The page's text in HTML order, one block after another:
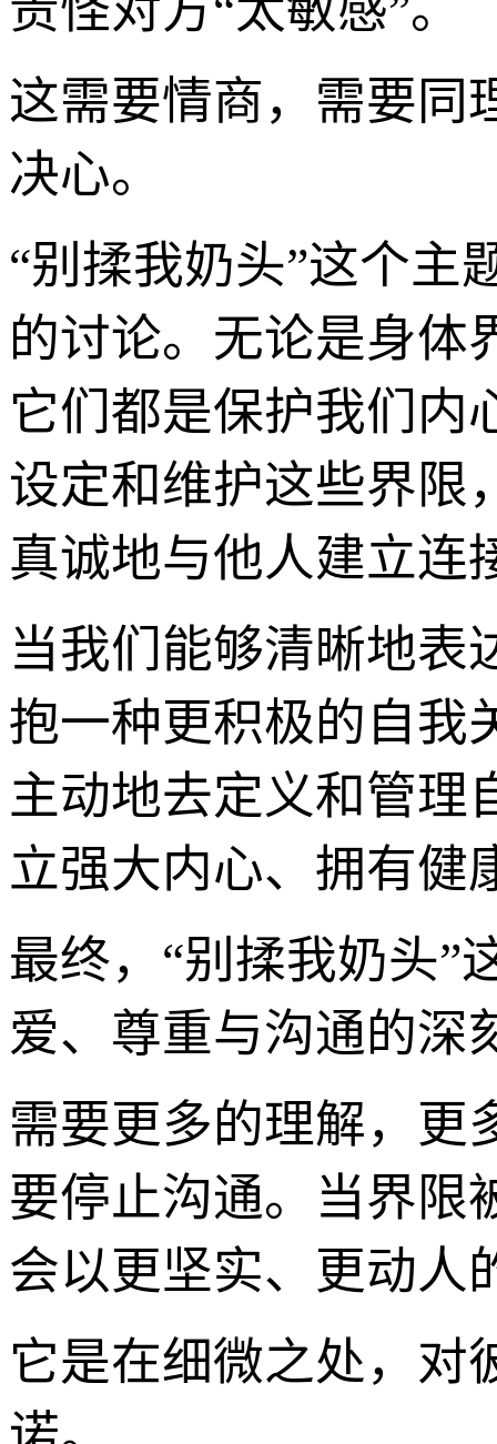
这需要情商，需要同
决心。
“别揉我奶头”这个主
的讨论。无论是身体
它们都是保护我们内
设定和维护这些界限
真诚地与他人建立连
当我们能够清晰地表
抱一种更积极的自我
主动地去定义和管理
立强大内心、拥有健
最终，“别揉我奶头”
爱、尊重与沟通的
需要更多的理解，
要停止沟通。当界限
会以更坚实、更动人
它是在细微之处，对